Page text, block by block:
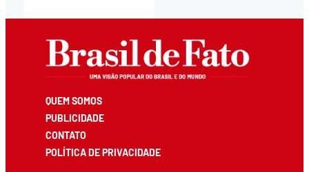
QUEM SOMOS
PUBLICIDADE
CONTATO
POLÍTICA DE PRIVACIDADE